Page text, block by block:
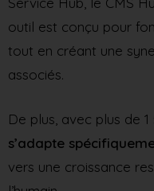
outil est conçu pour
tout en créant une
associés.
De plus, avec plus de
s’adapte
vers une croissance